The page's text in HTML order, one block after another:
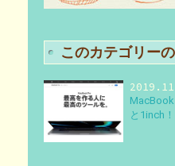
このカテゴリー
MacBook
と1inch！